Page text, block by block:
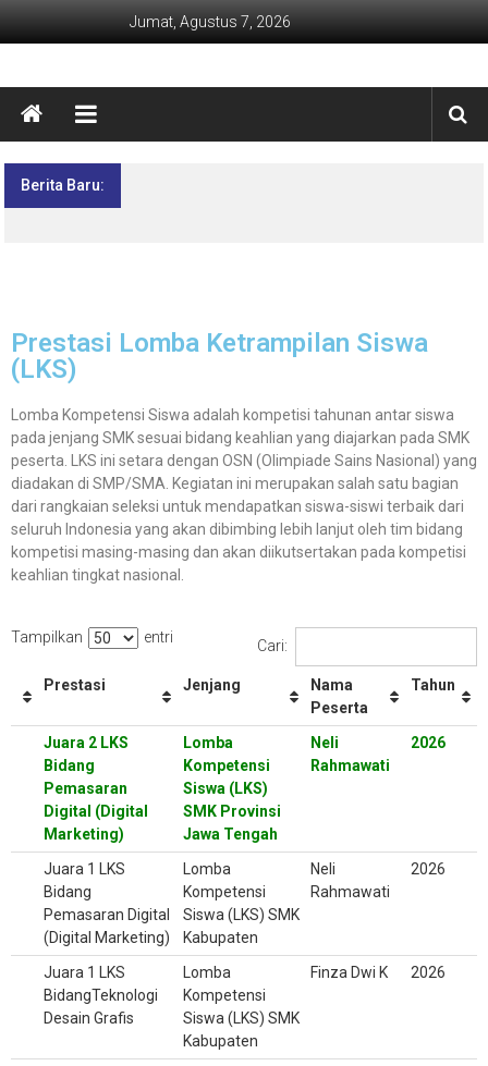
Jumat, Agustus 7, 2026
Berita Baru:
Prestasi Lomba Ketrampilan Siswa
(LKS)
Lomba Kompetensi Siswa adalah kompetisi tahunan antar siswa
pada jenjang SMK sesuai bidang keahlian yang diajarkan pada SMK
peserta. LKS ini setara dengan OSN (Olimpiade Sains Nasional) yang
diadakan di SMP/SMA. Kegiatan ini merupakan salah satu bagian
dari rangkaian seleksi untuk mendapatkan siswa-siswi terbaik dari
seluruh Indonesia yang akan dibimbing lebih lanjut oleh tim bidang
kompetisi masing-masing dan akan diikutsertakan pada kompetisi
keahlian tingkat nasional.
Tampilkan entri Cari:
Prestasi Jenjang
Nama
Peserta
Tahun
Juara 2 LKS
Bidang
Pemasaran
Digital (Digital
Marketing)
Lomba
Kompetensi
Siswa (LKS)
SMK Provinsi
Jawa Tengah
Neli
Rahmawati
2026
Juara 1 LKS
Bidang
Pemasaran Digital
(Digital Marketing)
Lomba
Kompetensi
Siswa (LKS) SMK
Kabupaten
Neli
Rahmawati
2026
Juara 1 LKS
BidangTeknologi
Desain Grafis
Lomba
Kompetensi
Siswa (LKS) SMK
Kabupaten
Finza Dwi K 2026